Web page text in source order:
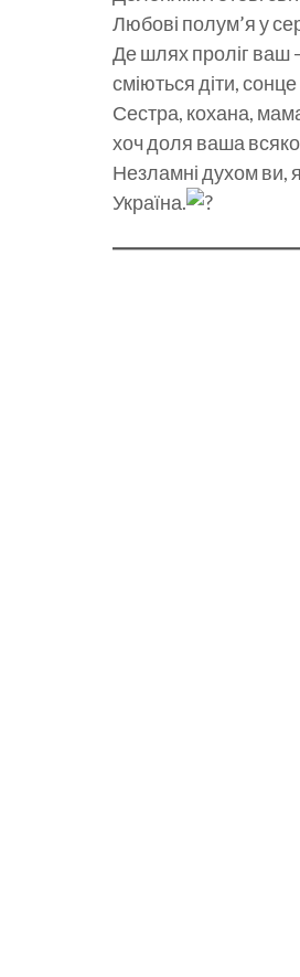
Любові полум’я у
Де шлях проліг ваш
сміються діти, сонце
Сестра, кохана,
хоч доля ваша
Незламні духом ви,
Україна.